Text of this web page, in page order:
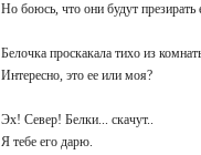
Но боюсь, что они будут
Белочка проскакала тихо из
Интересно, это ее или моя?
Эх! Север! Белки... скачут..
Я тебе его дарю.